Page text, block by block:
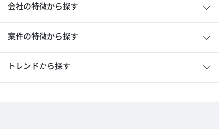
会社の特徴から探す
案件の特徴から探す
トレンドから探す